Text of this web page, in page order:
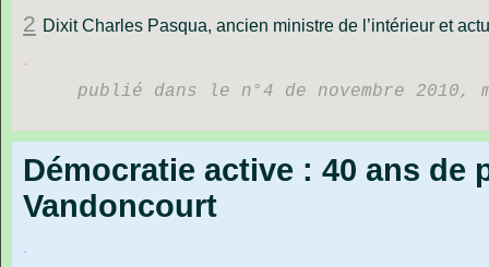
2 Dixit Charles Pasqua, ancien ministre de l’intérieur et
.
publié dans le n°4 de novembre
Démocratie active : 40 ans de
Vandoncourt
.